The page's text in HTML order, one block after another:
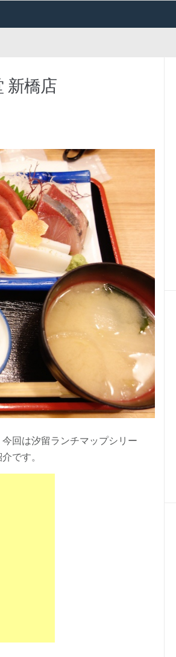
新橋店
回は汐留ランチマップシリー
です。